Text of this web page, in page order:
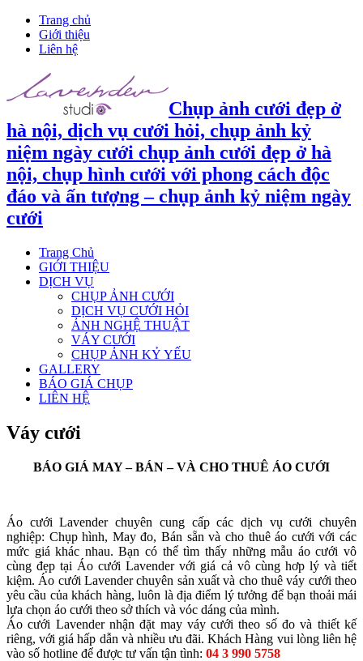
Trang chủ
Giới thiệu
Liên hệ
Chụp ảnh cưới đẹp ở
hà nội, dịch vụ cưới hỏi, chụp ảnh kỷ
niệm ngày cưới chụp ảnh cưới đẹp ở hà
nội, chụp hình cưới với phong cách độc
đáo và ấn tượng – chụp ảnh kỷ niệm ngày
cưới
Trang Chủ
GIỚI THIỆU
DỊCH VỤ
CHỤP ẢNH CƯỚI
DỊCH VỤ CƯỚI HỎI
ẢNH NGHỆ THUẬT
VÁY CƯỚI
CHỤP ẢNH KỶ YẾU
GALLERY
BÁO GIÁ CHỤP
LIÊN HỆ
Váy cưới
BÁO GIÁ MAY – BÁN – VÀ CHO THUÊ ÁO CƯỚI
Áo cưới Lavender chuyên cung cấp các dịch vụ cưới chuyên
nghiệp: Chụp hình, May đo, Bán sẵn và cho thuê áo cưới với các
mức giá khác nhau. Bạn có thể tìm thấy những mẫu áo cưới vô
cùng đẹp tại Áo cưới Lavender với giá cả vô cùng hơp lý và tiết
kiệm. Áo cưới Lavender chuyên sản xuất và cho thuê váy cưới theo
yêu cầu của khách hàng, luôn là địa điểm lý tưởng để bạn thoải mái
lựa chọn áo cưới theo sở thích và vóc dáng của mình.
Áo cưới Lavender nhận đặt may váy cưới theo số đo và thiết kế
riêng, với giá hấp dẫn và nhiều ưu đãi. Khách Hàng vui lòng liên hệ
vào số hotline để được tư vấn tận tình: 04 3 990 5758